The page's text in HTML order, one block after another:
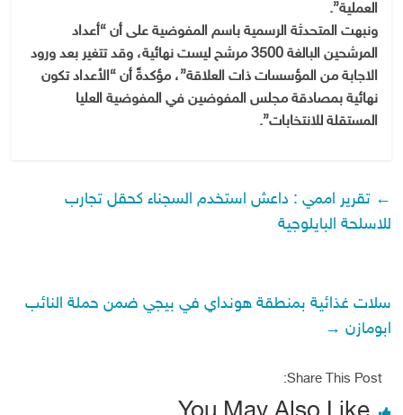
العملية”.
ونبهت المتحدثة الرسمية باسم المفوضية على أن “أعداد
المرشحين البالغة 3500 مرشح ليست نهائية، وقد تتغير بعد ورود
الاجابة من المؤسسات ذات العلاقة”، مؤكدةً أن “الأعداد تكون
نهائية بمصادقة مجلس المفوضين في المفوضية العليا
المستقلة للانتخابات”.
← تقرير اممي : داعش استخدم السجناء كحقل تجارب
للاسلحة البايلوجية
سلات غذائية بمنطقة هونداي في بيجي ضمن حملة النائب
ابومازن →
Share This Post: